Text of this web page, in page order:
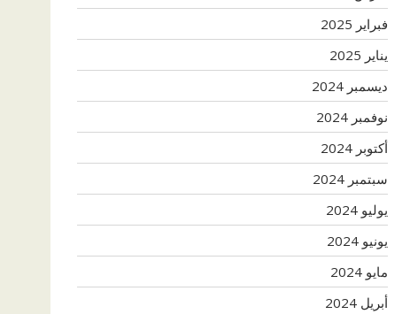
فبراير 2025
يناير 2025
ديسمبر 2024
نوفمبر 2024
أكتوبر 2024
سبتمبر 2024
يوليو 2024
يونيو 2024
مايو 2024
أبريل 2024